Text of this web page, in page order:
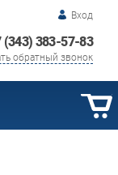
Вход
(343) 383-57-83
обратный звонок